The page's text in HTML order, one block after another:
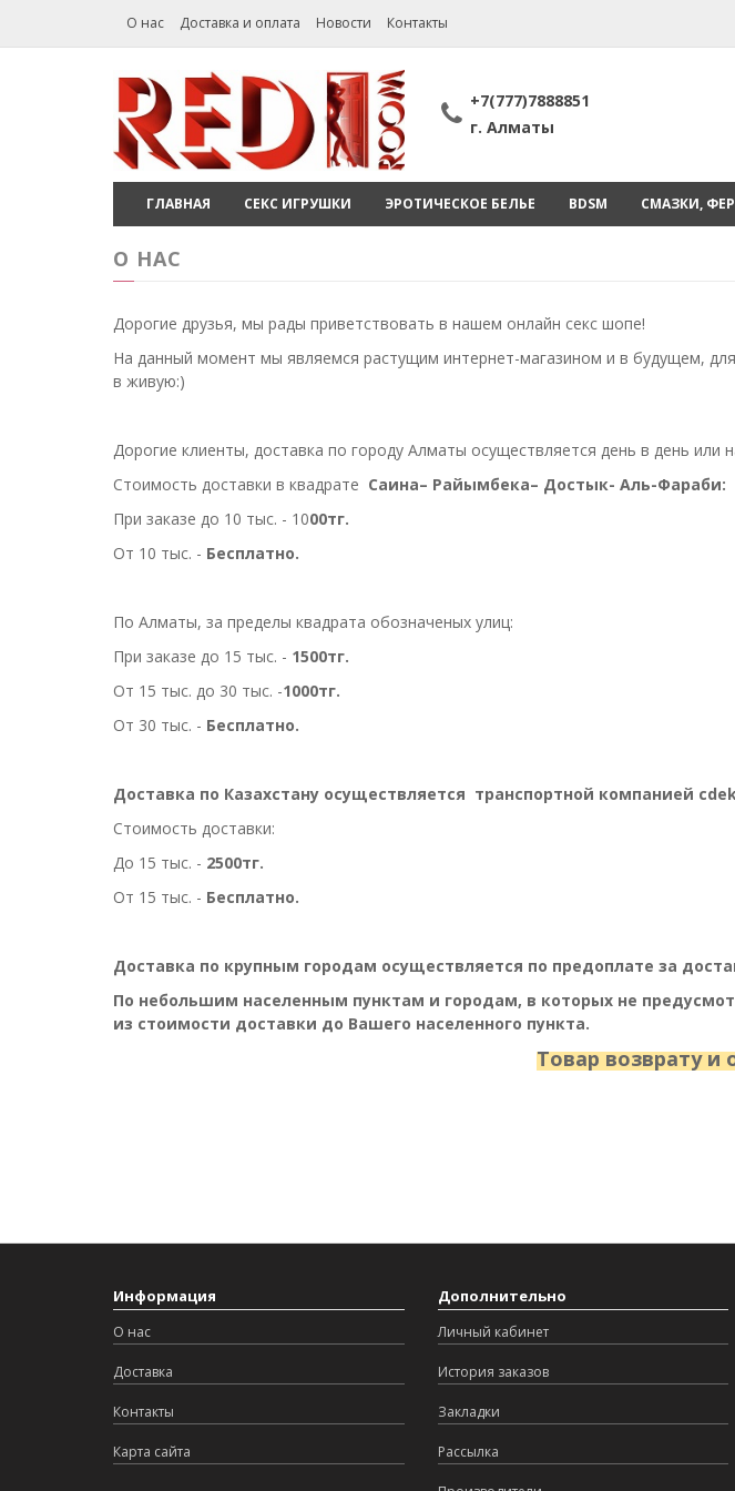
О нас Доставка и оплата Новости Контакты
+7(777)7888851
г. Алматы
ГЛАВНАЯ СЕКС ИГРУШКИ ЭРОТИЧЕСКОЕ БЕЛЬЕ BDSM СМАЗКИ,
О НАС
Дорогие друзья, мы рады приветствовать в нашем онлайн секс шопе!
На данный момент мы являемся растущим интернет-магазином и в будущем,
в живую:)
Дорогие клиенты, доставка по городу Алматы осуществляется день в день или
Стоимость доставки в квадрате Саина– Райымбека– Достык- Аль-Фараби:
При заказе до 10 тыс. - 1000тг.
От 10 тыс. - Бесплатно.
По Алматы, за пределы квадрата обозначеных улиц:
При заказе до 15 тыс. - 1500тг.
От 15 тыс. до 30 тыс. -1000тг.
От 30 тыс. - Бесплатно.
Доставка по Казахстану осуществляется транспортной компанией
Стоимость доставки:
До 15 тыс. - 2500тг.
От 15 тыс. - Бесплатно.
Доставка по крупным городам осуществляется по предоплате за
По небольшим населенным пунктам и городам, в которых не
из стоимости доставки до Вашего населенного пункта.
Товар возврату и
Информация
О нас
Доставка
Контакты
Карта сайта
Дополнительно
Личный кабинет
История заказов
Закладки
Рассылка